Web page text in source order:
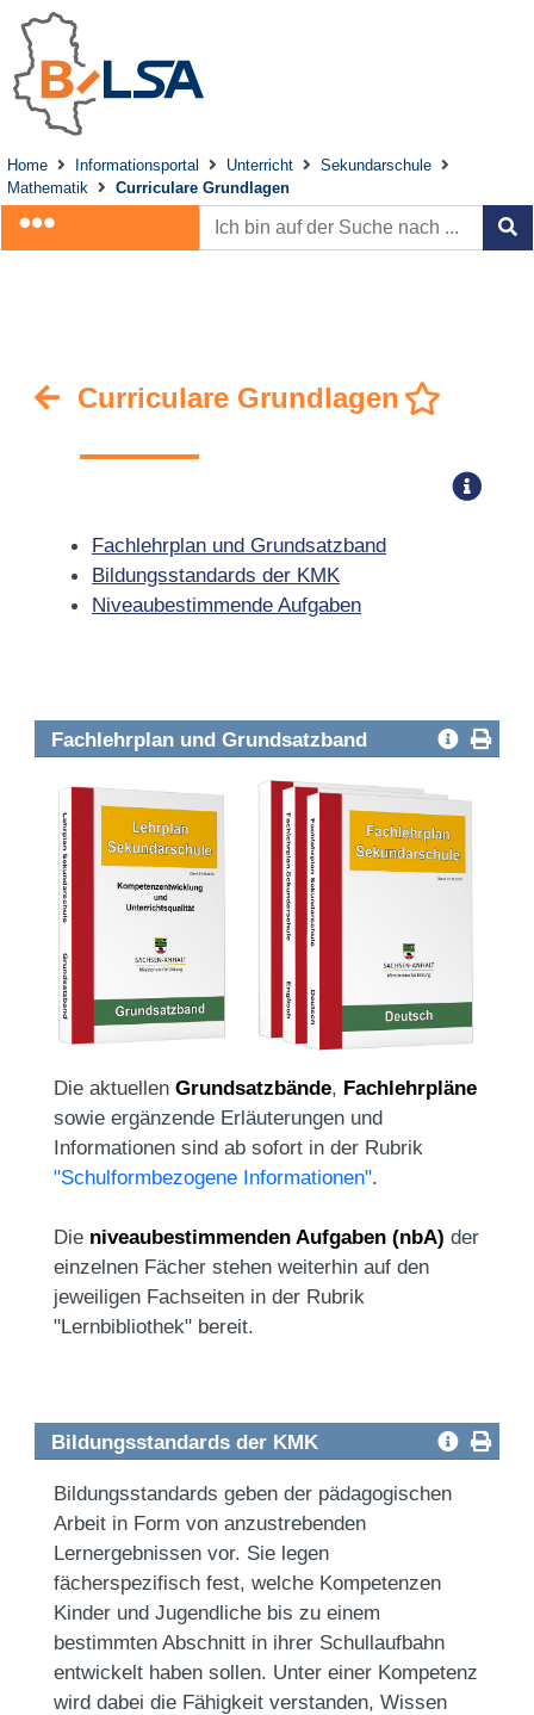
Home Informationsportal Unterricht
Sekundarschule
Mathematik
Curriculare Grundlagen
Curriculare Grundlagen
Fachlehrplan und Grundsatzband
Bildungsstandards der KMK
Niveaubestimmende Aufgaben
Fachlehrplan und Grundsatzband
Die aktuellen Grundsatzbände, Fachlehrpläne
sowie ergänzende Erläuterungen und
Informationen sind ab sofort in der Rubrik
"Schulformbezogene Informationen".
Die niveaubestimmenden Aufgaben (nbA) der
einzelnen Fächer stehen weiterhin auf den
jeweiligen Fachseiten in der Rubrik
"Lernbibliothek" bereit.
Bildungsstandards der KMK
Bildungsstandards geben der pädagogischen
Arbeit in Form von anzustrebenden
Lernergebnissen vor. Sie legen
fächerspezifisch fest, welche Kompetenzen
Kinder und Jugendliche bis zu einem
bestimmten Abschnitt in ihrer Schullaufbahn
entwickelt haben sollen. Unter einer Kompetenz
wird dabei die Fähigkeit verstanden, Wissen